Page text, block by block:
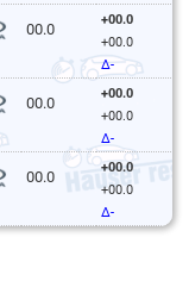
00.0
+00.0
+00.0
Δ-
00.0
+00.0
+00.0
Δ-
00.0
+00.0
+00.0
Δ-